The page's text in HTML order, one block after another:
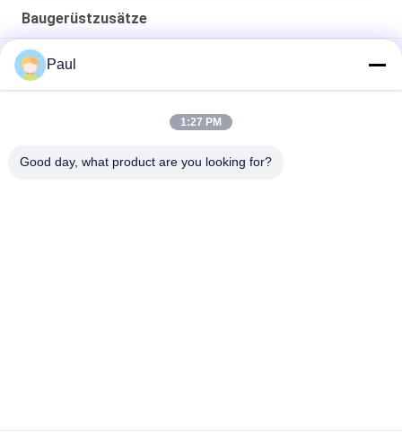
Baugerüstzusätze
Schalungsarbeiten Zubehör für das Schleifstange-System
Schleifstange-Flügelnuss
Paul
1:27 PM
Good day, what product are you looking for?